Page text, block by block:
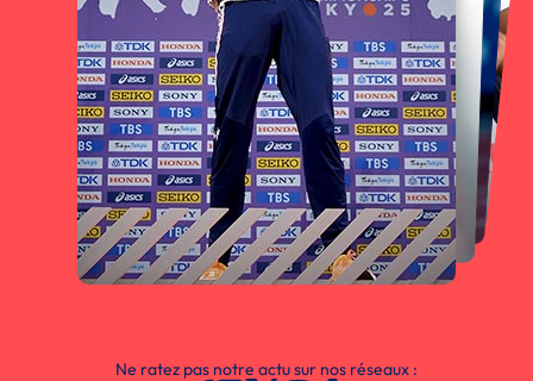
Ne ratez pas notre actu sur nos réseaux :